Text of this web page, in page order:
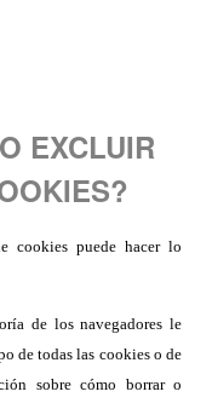
EXCLUIR
cookies puede hacer lo
de los navegadores le
de todas las cookies o de
sobre cómo borrar o